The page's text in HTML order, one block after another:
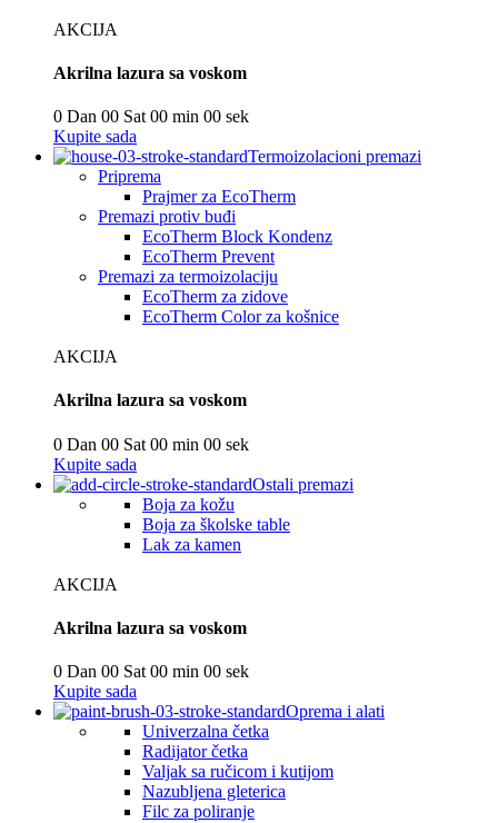
AKCIJA
Akrilna lazura sa voskom
0 Dan 00 Sat 00 min 00 sek
Kupite sada
Termoizolacioni premazi
Priprema
Prajmer za EcoTherm
Premazi protiv buđi
EcoTherm Block Kondenz
EcoTherm Prevent
Premazi za termoizolaciju
EcoTherm za zidove
EcoTherm Color za košnice
AKCIJA
Akrilna lazura sa voskom
0 Dan 00 Sat 00 min 00 sek
Kupite sada
Ostali premazi
Boja za kožu
Boja za školske table
Lak za kamen
AKCIJA
Akrilna lazura sa voskom
0 Dan 00 Sat 00 min 00 sek
Kupite sada
Oprema i alati
Univerzalna četka
Radijator četka
Valjak sa ručicom i kutijom
Nazubljena gleterica
Filc za poliranje